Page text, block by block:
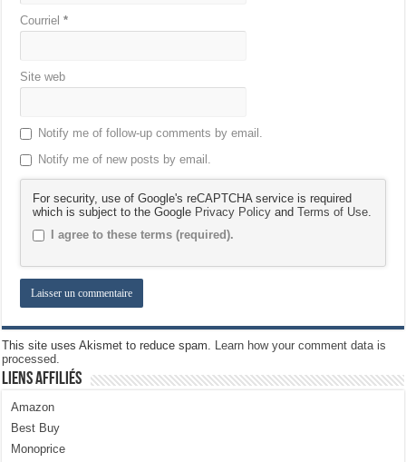
Courriel*
Site web
Notify me of follow-up comments by email.
Notify me of new posts by email.
For security, use of Google's reCAPTCHA service is required
which is subject to the Google Privacy Policy andTerms of Use.
I agree to these terms (required).
This site uses Akismet to reduce spam. Learn how your comment data is
processed.
Liens Affiliés
Amazon
Best Buy
Monoprice